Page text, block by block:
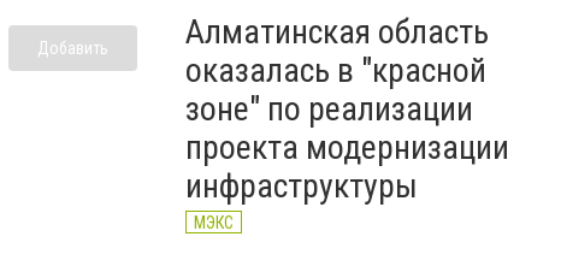
Добавить
Алматинская область
оказалась в "красной
зоне" по реализации
проекта модернизации
инфраструктуры
МЭКС